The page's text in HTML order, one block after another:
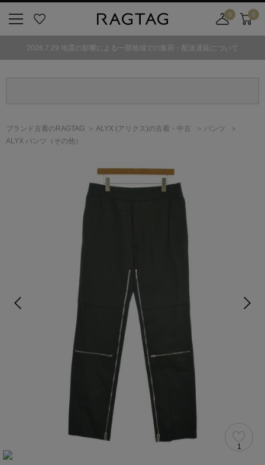
気
0
舗
カ
ト
0
2026.7.29 地震の影響による一部地域での集荷・配送遅延について
ブランド古着のRAGTAG ALYX (アリクス)の古着・中古
パンツ
ALYX パンツ（その他）
1